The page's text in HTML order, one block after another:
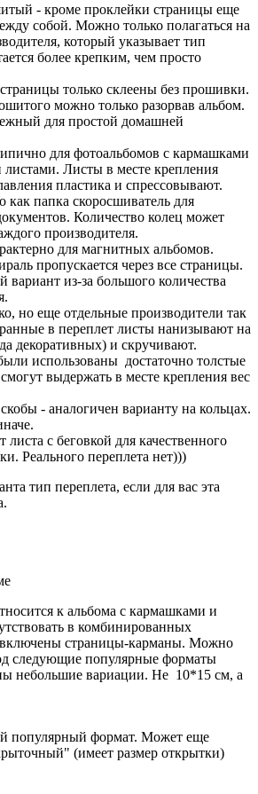
- кроме проклейки страницы еще
собой. Можно только полагаться на
который указывает тип
более крепким, чем просто
только склеены без прошивки.
можно только разорвав альбом.
для простой домашней
для фотоальбомов с кармашками
Листы в месте крепления
пластика и спрессовывают.
как папка скоросшиватель для
Количество колец может
производителя.
для магнитных альбомов.
пропускается через все страницы.
из-за большого количества
но еще отдельные производители так
в переплет листы нанизывают на
декоративных) и скручивают.
использованы достаточно толстые
выдержать в месте крепления вес
- аналогичен варианту на кольцах.
листа с беговкой для качественного
Реального переплета нет)))
тип переплета, если для вас эта
к альбома с кармашками и
в комбинированных
включены страницы-карманы. Можно
следующие популярные форматы
небольшие вариации. Не 10*15 см, а
популярный формат. Может еще
(имеет размер открытки)